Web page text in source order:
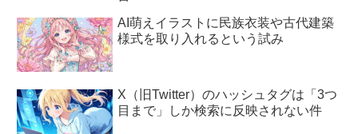
AI萌えイラストに民族衣装や古代建築
様式を取り入れるという試み
X（旧Twitter）のハッシュタグは「3つ
目まで」しか検索に反映されない件